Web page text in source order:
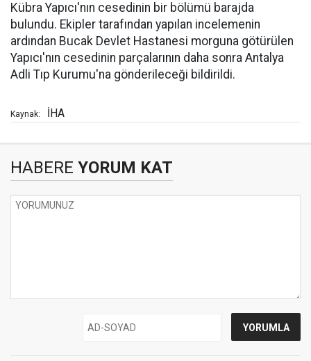
Kübra Yapıcı'nın cesedinin bir bölümü barajda
bulundu. Ekipler tarafından yapılan incelemenin
ardından Bucak Devlet Hastanesi morguna götürülen
Yapıcı'nın cesedinin parçalarının daha sonra Antalya
Adli Tıp Kurumu'na gönderileceği bildirildi.
Kaynak: İHA
HABERE YORUM KAT